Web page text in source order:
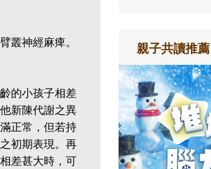
叢神經麻痺。
的小孩子相差
新陳代謝之異
正常，但若持
初期表現。再
差甚大時，可
親子共讀推薦